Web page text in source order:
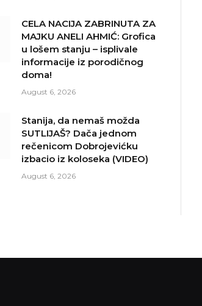
CELA NACIJA ZABRINUTA ZA
MAJKU ANELI AHMIĆ: Grofica
u lošem stanju – isplivale
informacije iz porodičnog
doma!
August 6, 2026
Stanija, da nemaš možda
SUTLIJAŠ? Dača jednom
rečenicom Dobrojevićku
izbacio iz koloseka (VIDEO)
August 6, 2026